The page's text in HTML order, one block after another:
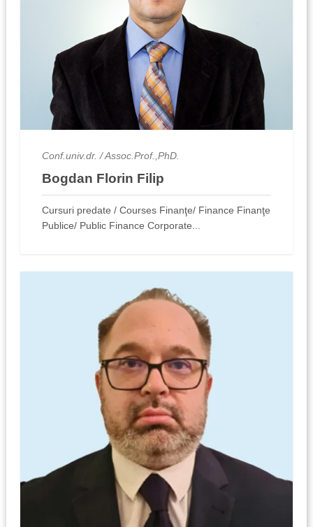
Conf.univ.dr. / Assoc.Prof.,PhD.
Bogdan Florin Filip
Cursuri predate / Courses Finanţe/ Finance Finanţe
Publice/ Public Finance Corporate...